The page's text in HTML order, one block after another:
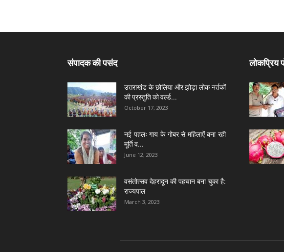
संपादक की पसंद
उत्तराखंड के छोलिया और झोड़ा लोक नर्तकों
की प्रस्तुति को वर्ल्ड...
October 17, 2023
नई पहलः गाय के गोबर से महिलाऐं बना रही
मूर्ति व...
June 12, 2023
वसंतोत्सव देहरादून की पहचान बना चुका है:
राज्यपाल
March 3, 2023
लोकप्रिय